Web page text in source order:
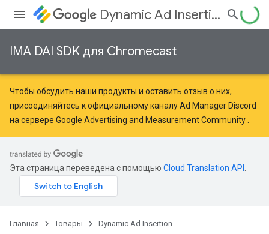
Dynamic Ad Insertion
IMA DAI SDK для Chromecast
Чтобы обсудить наши продукты и оставить отзыв о них,
присоединяйтесь к официальному каналу Ad Manager Discord
на сервере Google Advertising and Measurement Community
Эта страница переведена с помощью Cloud Translation API
Главная Товары
Dynamic Ad Insertion